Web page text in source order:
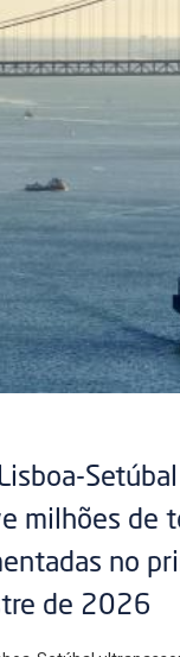
milhões de
no
de 2026